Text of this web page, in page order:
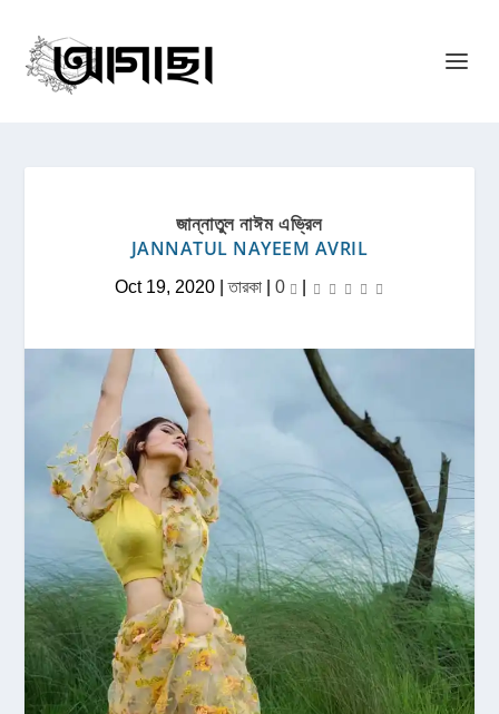
জান্নাতুল নাঈম এভ্রিল
JANNATUL NAYEEM AVRIL
Oct 19, 2020 |তারকা 0